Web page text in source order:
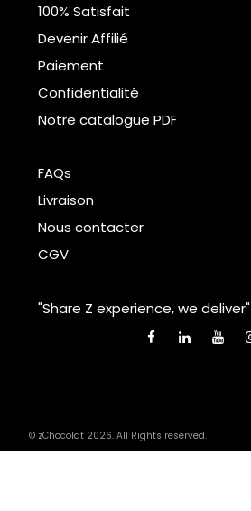
100% Satisfait
Devenir Affilié
Paiement
Confidentialité
Notre catalogue PDF
FAQs
Livraison
Nous contacter
CGV
"Share Z experience, we deliver"
© zChocolat 2026. All Rights reserved.